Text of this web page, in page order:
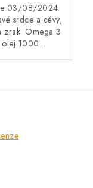
03/08/2024
srdce a cévy,
zrak. Omega 3
1000...